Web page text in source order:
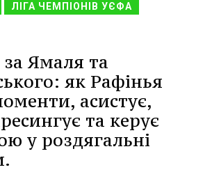
ЛІГА ЧЕМПІОНІВ УЄФА
Ямаля та
як Рафінья
асистує,
та керує
у роздягальні